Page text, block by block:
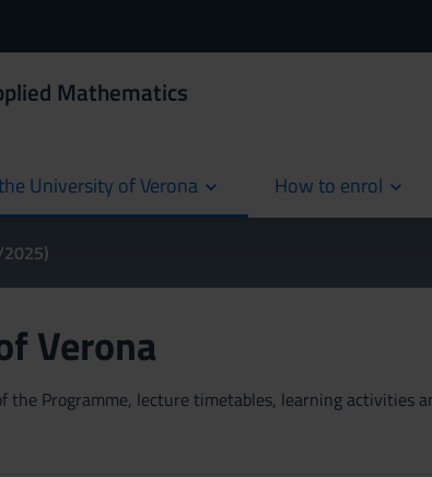
Mathematics
University of Verona How to enrol
Verona
the Programme, lecture timetables, learning